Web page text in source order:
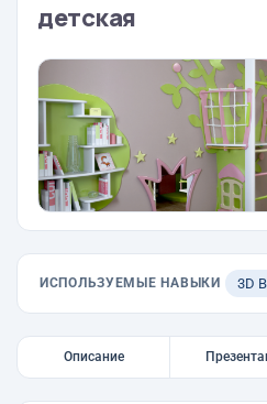
детская
ИСПОЛЬЗУЕМЫЕ НАВЫКИ 3D
Описание